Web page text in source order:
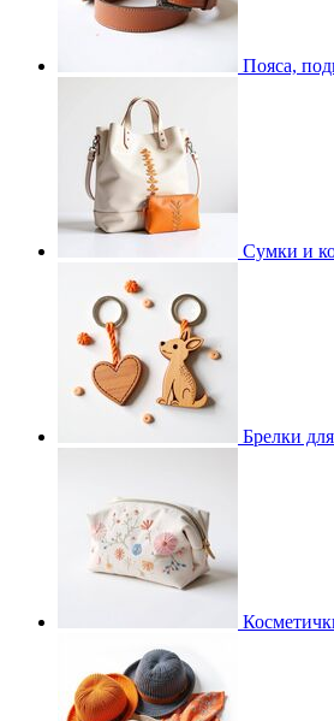
Пояса,
Сумки и
Брелки